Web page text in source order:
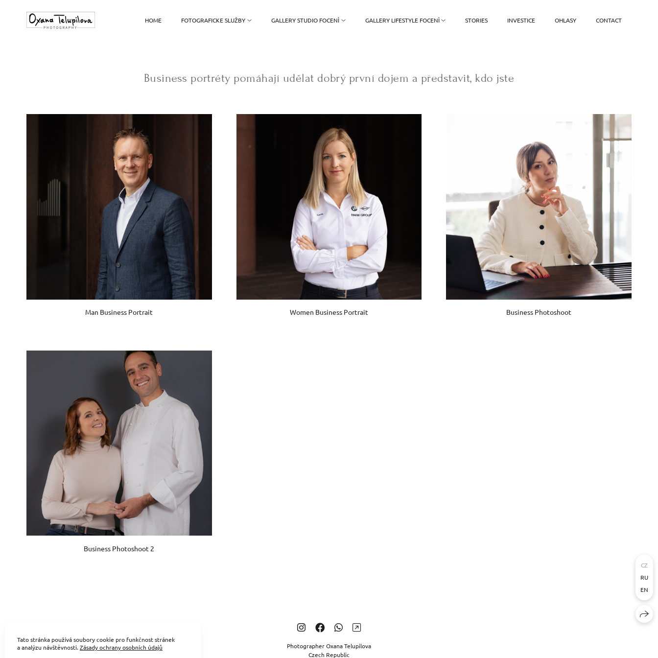
HOME FOTOGRAFICKE SLUŽBY GALLERY STUDIO FOCENÌ GALLERY LIFESTYLE FOCENÌ STORIES INVESTICE OHLASY CONTACT
Business portréty pomáhají udělat dobrý první dojem a představit, kdo jste
Man Business Portrait Women Business Portrait Business Photoshoot
Business Photoshoot 2
Photographer Oxana Telupilova
Czech Republic
CZ
RU
EN
Tato stránka používá soubory cookie pro funkčnost stránek
a analýzu návštěvnosti.Zásady ochrany osobních údajů